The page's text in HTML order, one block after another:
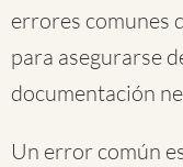
errores comunes
para asegurarse
documentación
Un error común